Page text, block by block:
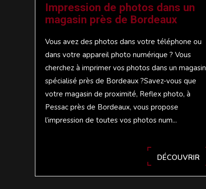
Impression de photos dans un
magasin près de Bordeaux
Vous avez des photos dans votre téléphone ou
dans votre appareil photo numérique ? Vous
cherchez à imprimer vos photos dans un magasin
spécialisé près de Bordeaux ?Savez-vous que
votre magasin de proximité, Reflex photo, à
Pessac près de Bordeaux, vous propose
l’impression de toutes vos photos num...
DÉCOUVRIR